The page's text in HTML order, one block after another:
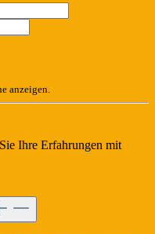
anzeigen.
Ihre Erfahrungen mit